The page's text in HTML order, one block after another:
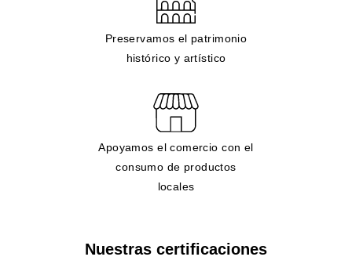
Preservamos el patrimonio
histórico y artístico
Apoyamos el comercio con el
consumo de productos
locales
Nuestras certificaciones